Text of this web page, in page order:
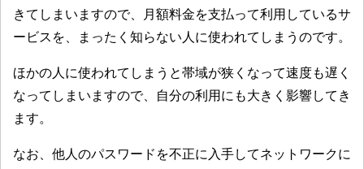
きてしまいますので、月額料金を支払って利用しているサ
ービスを、まったく知らない人に使われてしまうのです。
ほかの人に使われてしまうと帯域が狭くなって速度も遅く
なってしまいますので、自分の利用にも大きく影響してき
ます。
なお、他人のパスワードを不正に入手してネットワークに